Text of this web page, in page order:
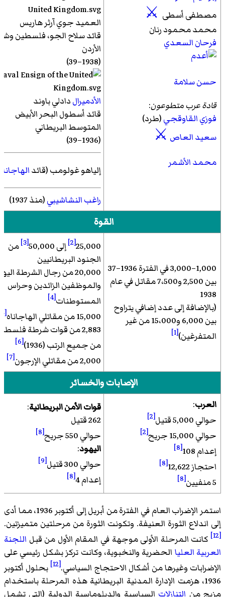
مصطفى أسطى ⚔
محمد محمود رنان
فرحان السعدي
حسن سلامة
قادة عرب متطوعون:
فوزي القاوقجي(طرد)
سعيد العاص ⚔
محمد الأشمر
العميد جويآرثر هاريس
قائد سلاح الجو، فلسطين
الأردن
(1938–39)
الأدميرالدادلي باوند
قائد أسطول البحر الأبيض
المتوسط البريطاني
(1936–39)
إلياهو غولومب (قائد
راغب النشاشيبي(منذ 1937)
القوة
1,000–3,000 في الفترة 1936–37
بين 2,500 و7،500 مقاتل في عام
1938
(بالإضافة إلى عدد إضافي يتراوح
بين 6,000 و15،000 من غير
المتفرغين)[1]
25,000
[2] إلى 50,000 [3]
من
الجنود البريطانيين
20,000 من رجال الشرطة
والموظفين الزائدين وحراس
المستوطنات[4]
15,000 من مقاتلي الهاجاناه [5]
2,883 من قوات شرطة
من جميع الرتب (1936)
[6]
2,000 من مقاتلي الإرجون [7]
الإصابات والخسائر
العرب:
حوالي 5,000 قتيل
[2]
حوالي 15,000 جريح [2]
إعدام 108 [8]
احتجاز 12,622 [8]
5 منفيين [8]
قوات الأمن البريطانية:
262 قتيل
حوالي 550 جريح
[8]
اليهود:
حوالي 300 قتيل
[9]
إعدام 4 [8]
استمر الإضراب العام في الفترة من أبريل إلى أكتوبر 1936، مما أدى
إلى اندلاع الثورة العنيفة. وتكونت الثورة من مرحلتين متميزتين.
[12] كانت المرحلة الأولى موجهة في المقام الأول من قبل اللجنة
العربية العليا الحضرية والنخبوية، وكانت تركز بشكل رئيسي على
الإضرابات وغيرها من أشكال الاحتجاج السياسي.[12]
بحلول أكتوبر
1936، هزمت الإدارة المدنية البريطانية هذه المرحلة باستخدام
مزيج من التنازلات السياسية والدبلوماسية الدولية (التي تشمل